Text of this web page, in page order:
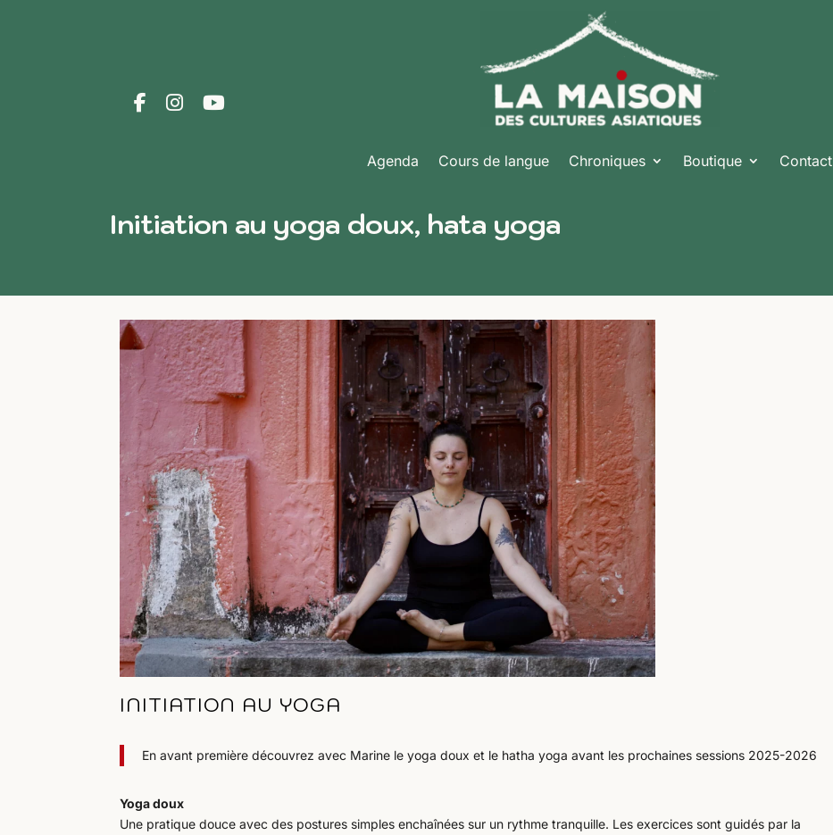
Agenda Cours de langue Chroniques Boutique Contact
Initiation au yoga doux, hata yoga
INITIATION AU YOGA
En avant première découvrez avec Marine le yoga doux et le hatha yoga avant les prochaines sessions 2025-2026
Yoga doux
Une pratique douce avec des postures simples enchaînées sur un rythme tranquille. Les exercices sont guidés par la